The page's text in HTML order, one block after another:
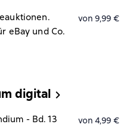
eBay und Co.
von 9,99 €
digital
- Bd. 13 von 4,99 €